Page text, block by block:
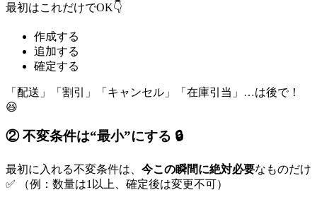
最初はこれだけでOK👇
作成する
追加する
確定する
「配送」「割引」「キャンセル」「在庫引当」…は後で！
😆
② 不変条件は“最小”にする 🔒
最初に入れる不変条件は、 今この瞬間に絶対必要なものだけ
✅ （例：数量は1以上、確定後は変更不可）